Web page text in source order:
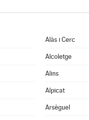
Alàs i Cerc
Alcoletge
Alins
Alpicat
Arsèguel